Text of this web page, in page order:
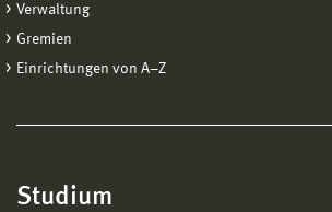
Verwaltung
Gremien
Einrichtungen von A−Z
Studium